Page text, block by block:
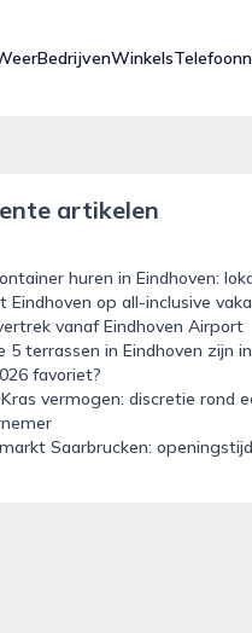
BedrijvenWinkels
artikelen
huren in Eindhoven:
Eindhoven op all-inclusive
vanaf Eindhoven Airport
5 terrassen in Eindhoven zijn
favoriet?
vermogen: discretie rond
Saarbrucken: